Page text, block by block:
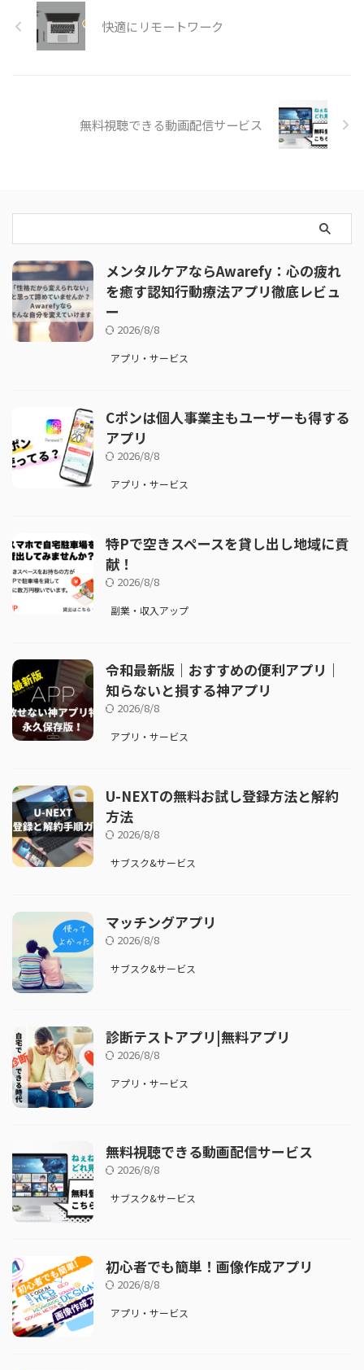
快適にリモートワーク
無料視聴できる動画配信サービス
メンタルケアならAwarefy：心の疲れ
を癒す認知行動療法アプリ徹底レビュ
ー
2026/8/8
アプリ・サービス
Cポンは個人事業主もユーザーも得する
アプリ
2026/8/8
アプリ・サービス
特Pで空きスペースを貸し出し地域に貢
献！
2026/8/8
副業・収入アップ
令和最新版｜おすすめの便利アプリ｜
知らないと損する神アプリ
2026/8/8
アプリ・サービス
U-NEXTの無料お試し登録方法と解約
方法
2026/8/8
サブスク&サービス
マッチングアプリ
2026/8/8
サブスク&サービス
診断テストアプリ|無料アプリ
2026/8/8
アプリ・サービス
無料視聴できる動画配信サービス
2026/8/8
サブスク&サービス
初心者でも簡単！画像作成アプリ
2026/8/8
アプリ・サービス